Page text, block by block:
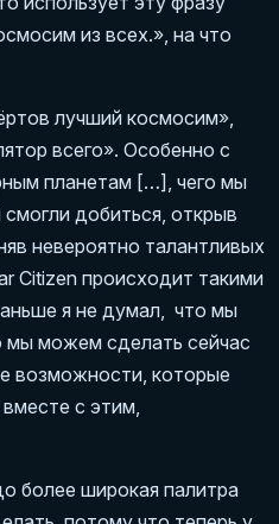
из всех.», на что
лучший космосим»,
всего». Особенно с
планетам […], чего мы
добиться, открыв
невероятно талантливых
Citizen происходит такими
я не думал, что мы
мы можем сделать сейчас
возможности, которые
с этим,
более широкая палитра